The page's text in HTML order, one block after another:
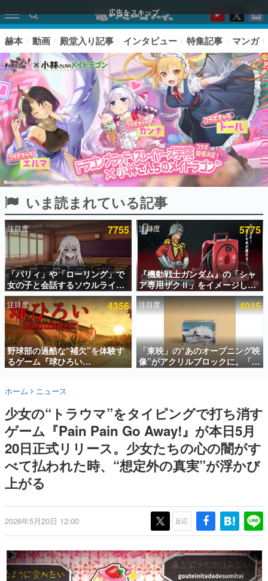
広告をスキップ
ピックアップ
電ファミのいま読まれている記事ランキング
アプリセール情報
インタビュー
連載・特集一覧
殿堂入り記事
SNS拡散数が数千以上！ ページビュー数万以上！ などな
ど。多くの人々に読まれた、電ファミ渾身の“殿堂入り”記
事をまとめました。
名作ゲームクリエイターの方々に製作時のエピソードをお
きます。
赫本
この物語を解いてはいけない。『赫本』は、〈試験問題〉
の形をした短編ホラー小説集です。
ゲーム世代の作家たち
ゲームに多大な影響を受けた作家さんに取材し、ゲームが
画です。
日本モバイルゲーム産業史
赫本 動画 殿堂入り記事 インタビュー 特集記事 マンガ
いま読まれている記事
注目度 7755
「パリィ」や「ローリング」で
女の子と会話するソウルライク
恋愛ゲーム『小早川さんはソウ
ルライク』無料公開。返事に失
敗すると「YOU DIED」
注目度 5775
『機動戦士ガンダム』の「シャ
ア専用ザクⅡ」をイメージした
散水ホースリールが予約開始。
本体にはシャアのパーソナルマ
ークやジオン公国軍のエンブレ
ム、型式番号などを配置
注目度 4356
野球部の過酷な“補欠”を体験す
るゲーム『球ひろい
Simulator』が「1件」のウィッ
対応しSNSで話題に。『キング
プロ野球選手から称賛の声
注目度 4015
「東映」の“あのオープニング映
像”がアクリルブロックに。「東
映ヒストリカル グッズコレクシ
ホーム ニュース
少女の“トラウマ”をタイピングで打ち消す
ゲーム『Pain Pain Go Away!』が本日5月
20日正式リリース。少女たちの心の闇がす
べて払われた時、“想定外の真実”が浮かび
上がる
2026年5月20日 12:00 反応